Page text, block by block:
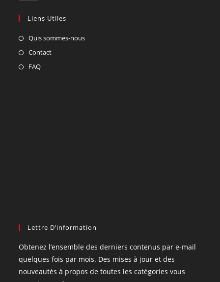
Liens Utiles
Quis sommes-nous
Contact
FAQ
Lettre D’information
Obtenez l’ensemble des derniers contenus par e-mail
quelques fois par mois. Des mises à jour et des
nouveautés à propos de toutes les catégories vous